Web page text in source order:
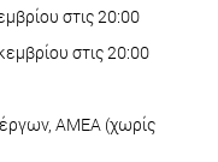
στις 20:00
στις 20:00
ΑΜΕΑ (χωρίς